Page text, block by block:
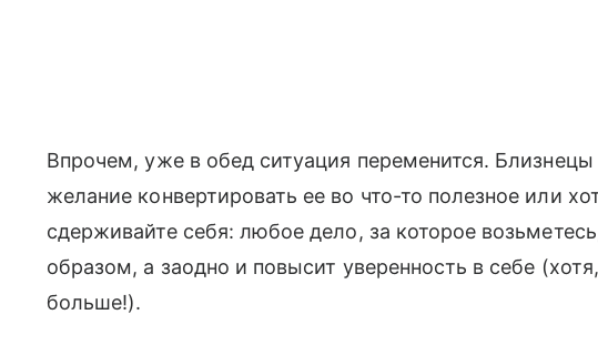
Впрочем, уже в обед ситуация переменится.
желание конвертировать ее во что-то полезное или
сдерживайте себя: любое дело, за которое
образом, а заодно и повысит уверенность в себе
больше!).